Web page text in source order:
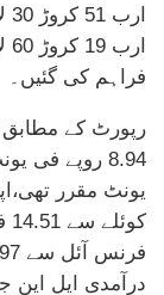
فراہم کی گئیں۔
رپورٹ کے مطابق